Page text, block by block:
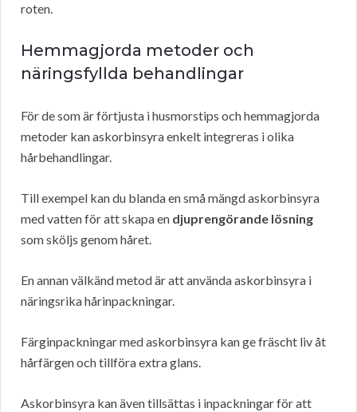
roten.
Hemmagjorda metoder och
näringsfyllda behandlingar
För de som är förtjusta i husmorstips och hemmagjorda
metoder kan askorbinsyra enkelt integreras i olika
hårbehandlingar.
Till exempel kan du blanda en små mängd askorbinsyra
med vatten för att skapa en djuprengörande lösning
som sköljs genom håret.
En annan välkänd metod är att använda askorbinsyra i
näringsrika hårinpackningar.
Färginpackningar med askorbinsyra kan ge fräscht liv åt
hårfärgen och tillföra extra glans.
Askorbinsyra kan även tillsättas i inpackningar för att